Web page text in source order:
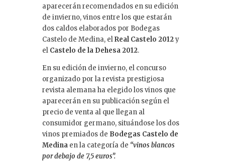
aparecerán recomendados en su edición
de invierno, vinos entre los que estarán
dos caldos elaborados por Bodegas
Castelo de Medina, elReal Castelo 2012y
el Castelo de la Dehesa 2012.
En su edición de invierno, el concurso
organizado por la revista prestigiosa
revista alemana ha elegido los vinos que
aparecerán en su publicación según el
precio de venta al que llegan al
consumidor germano, situándose los dos
vinos premiados de Bodegas Castelo de
Medina en la categoría de “vinos blancos
por debajo de 7,5 euros”.